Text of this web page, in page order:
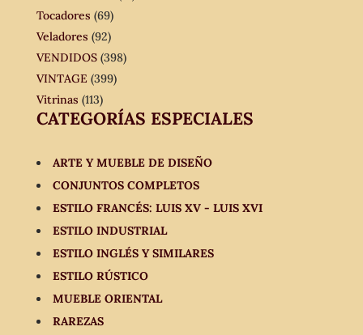
Tocadores (69)
Veladores (92)
VENDIDOS (398)
VINTAGE (399)
Vitrinas (113)
CATEGORÍAS ESPECIALES
ARTE Y MUEBLE DE DISEÑO
CONJUNTOS COMPLETOS
ESTILO FRANCÉS: LUIS XV - LUIS XVI
ESTILO INDUSTRIAL
ESTILO INGLÉS Y SIMILARES
ESTILO RÚSTICO
MUEBLE ORIENTAL
RAREZAS